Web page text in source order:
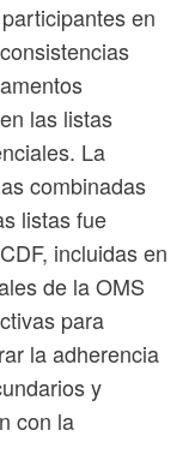
en
las listas
La
combinadas
listas fue
incluidas en
de la OMS
para
la adherencia
y
con la